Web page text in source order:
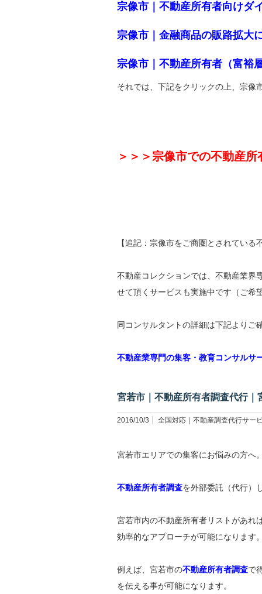
宗像市｜不動産所有者向けダ
宗像市｜金融商品の販路拡大
宗像市｜不動産所有者（富裕
それでは、下記をクリックの上、宗像
＞＞＞宗像市での不動産
【追記：宗像市をご商圏とされている
不動産コレクションでは、不動産業界
せて頂くサービスも実施中です（ご希
同コンサルタントの詳細は下記よりご
不動産業専門の集客・教育コンサルサ
宮若市｜不動産所有者調査代行｜
2016/10/3 全国対応｜不動産調査代行サー
宮若市エリアでの集客にお悩みの方へ
不動産所有者調査を外部委託（代行）
宮若市内の不動産所有者リストがあれ
効率的なアプローチが可能になります
例えば、宮若市の不動産所有者調査で
を伝える事が可能になります。